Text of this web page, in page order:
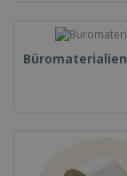
Büromaterialien